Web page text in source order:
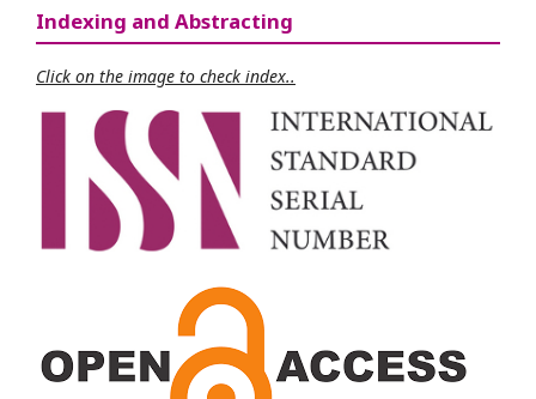
Indexing and Abstracting
Click on the image to check index..